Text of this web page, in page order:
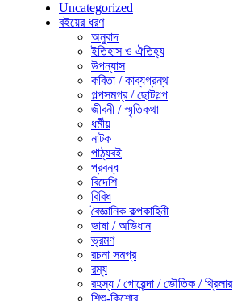
Uncategorized
বইয়ের ধরণ
অনুবাদ
ইতিহাস ও ঐতিহ্য
উপন্যাস
কবিতা / কাব্যগ্রন্থ
গল্পসমগ্র / ছোটগল্প
জীবনী / স্মৃতিকথা
ধর্মীয়
নাটক
পাঠ্যবই
প্রবন্ধ
বিদেশি
বিবিধ
বৈজ্ঞানিক কল্পকাহিনী
ভাষা / অভিধান
ভ্রমণ
রচনা সমগ্র
রম্য
রহস্য / গোয়েন্দা / ভৌতিক / থ্রিলার